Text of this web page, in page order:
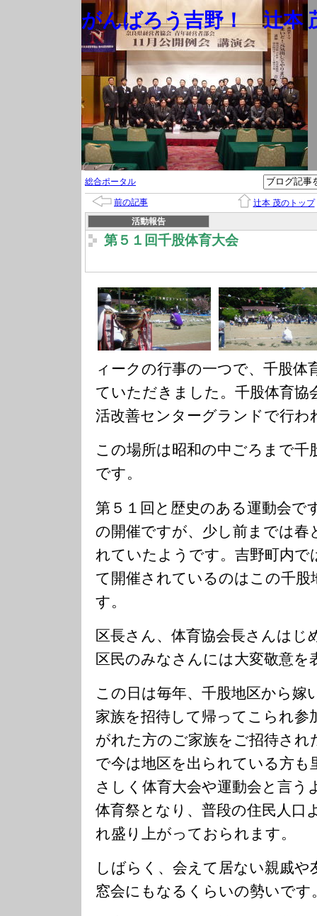
がんばろう吉野！ 辻本
総合ポータル
前の記事
辻本 茂のトップ
活動報告
第５１回千股体育大会
ィークの行事の一つで、千股体
ていただきました。千股体育協
活改善センターグランドで行わ
この場所は昭和の中ごろまで千
です。
第５１回と歴史のある運動会で
の開催ですが、少し前までは春
れていたようです。吉野町内で
て開催されているのはこの千
す。
区長さん、体育協会長さんはじ
区民のみなさんには大変敬意を
この日は毎年、千股地区から嫁
家族を招待して帰ってこられ参
がれた方のご家族をご招待され
で今は地区を出られている方
さしく体育大会や運動会と言う
体育祭となり、普段の住民人口
れ盛り上がっておられます。
しばらく、会えて居ない親戚や
窓会にもなるくらいの勢いです